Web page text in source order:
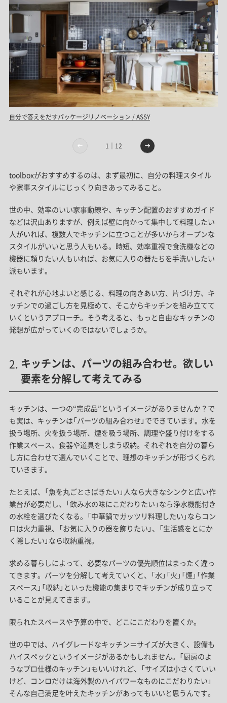
自分で答えをだすパッケージリノベーション / ASSY
1｜12
toolboxがおすすめするのは、まず最初に、自分の料理スタイル
や家事スタイルにじっくり向きあってみること。
世の中、効率のいい家事動線や、キッチン配置のおすすめガイド
などは沢山ありますが、例えば壁に向かって集中して料理したい
人がいれば、複数人でキッチンに立つことが多いからオープンな
スタイルがいいと思う人もいる。時短、効率重視で食洗機などの
機器に頼りたい人もいれば、お気に入りの器たちを手洗いしたい
派もいます。
それぞれが心地よいと感じる、料理の向きあい方、片づけ方、キ
ッチンでの過ごし方を見極めて、そこからキッチンを組み立てて
いくというアプローチ。そう考えると、もっと自由なキッチンの
発想が広がっていくのではないでしょうか。
キッチンは、パーツの組み合わせ。欲しい
要素を分解して考えてみる
キッチンは、一つの“完成品”というイメージがありませんか？で
も実は、キッチンは「パーツの組み合わせ」でできています。水を
扱う場所、火を扱う場所、煙を吸う場所、調理や盛り付けをする
作業スペース、食器や道具をしまう収納。それぞれを自分の暮ら
し方に合わせて選んでいくことで、理想のキッチンが形づくられ
ていきます。
たとえば、「魚を丸ごとさばきたい」人なら大きなシンクと広い作
業台が必要だし、「飲み水の味にこだわりたい」なら浄水機能付き
の水栓を選びたくなる。「中華鍋でガッツリ料理したい」ならコン
ロは火力重視、「お気に入りの器を飾りたい」、「生活感をとにか
く隠したい」なら収納重視。
求める暮らしによって、必要なパーツの優先順位はまったく違っ
てきます。パーツを分解して考えていくと、「水」「火」「煙」「作業
スペース」「収納」といった機能の集まりでキッチンが成り立って
いることが見えてきます。
限られたスペースや予算の中で、どこにこだわりを置くか。
世の中では、ハイグレードなキッチン＝サイズが大きく、設備も
ハイスペックというイメージがあるかもしれません。「厨房のよ
うなプロ仕様のキッチン」もいいけれど、「サイズは小さくていい
けど、コンロだけは海外製のハイパワーなものにこだわりたい」
そんな自己満足を叶えたキッチンがあってもいいと思うんです。